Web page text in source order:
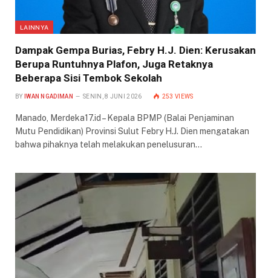
LAINNYA
Dampak Gempa Burias, Febry H.J. Dien: Kerusakan
Berupa Runtuhnya Plafon, Juga Retaknya
Beberapa Sisi Tembok Sekolah
BY IWAN NGADIMAN SENIN, 8 JUNI 2026 253VIEWS
Manado, Merdeka17.id – Kepala BPMP (Balai Penjaminan
Mutu Pendidikan) Provinsi Sulut Febry H.J. Dien mengatakan
bahwa pihaknya telah melakukan penelusuran…